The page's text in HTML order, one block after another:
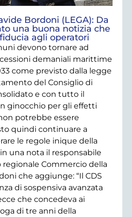
Bordoni (LEGA): Da
una buona notizia che
agli operatori
devono tornare ad
demaniali marittime
come previsto dalla legge
del Consiglio di
e con tutto il
ginocchio per gli effetti
potrebbe essere
quindi continuare a
le regole inique della
una nota il responsabile
Commercio della
che aggiunge: “Il CDS
di sospensiva avanzata
che concedeva ai
di tre anni della